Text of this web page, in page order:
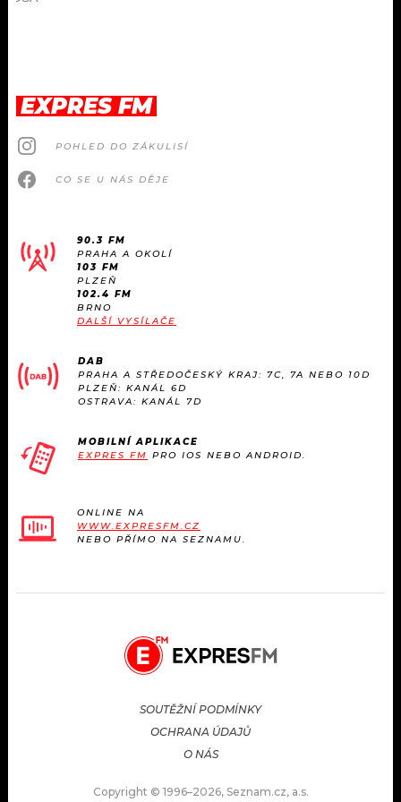
EXPRES FM
POHLED DO ZÁKULISÍ
CO SE U NÁS DĚJE
90.3 FM
PRAHA A OKOLÍ
103 FM
PLZEŇ
102.4 FM
BRNO
DALŠÍ VYSÍLAČE
DAB
PRAHA A STŘEDOČESKÝ KRAJ: 7C, 7A NEBO 10D
PLZEŇ: KANÁL 6D
OSTRAVA: KANÁL 7D
MOBILNÍ APLIKACE
EXPRES FM PRO IOS NEBO ANDROID.
ONLINE NA
WWW.EXPRESFM.CZ
NEBO PŘÍMO NA SEZNAMU.
SOUTĚŽNÍ PODMÍNKY
OCHRANA ÚDAJŮ
O NÁS
Copyright © 1996–2026, Seznam.cz, a.s.